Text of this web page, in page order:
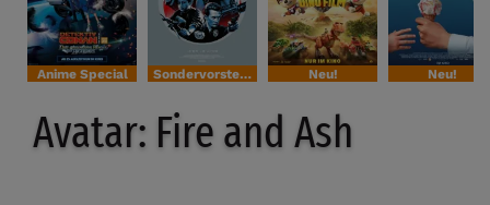
Anime Special Sondervorstellung Neu! Neu!
Avatar: Fire and Ash